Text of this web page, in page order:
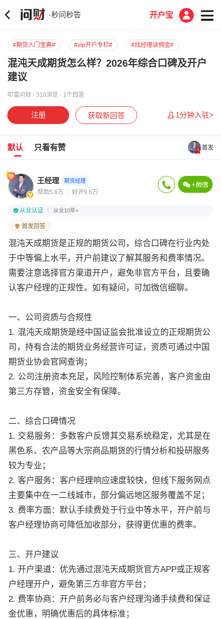
·秒问秒答 开户宝
#期货入门宝典# #vip开户专栏# #找经理谈佣金#
混沌天成期货怎么样？2026年综合口碑及开户
建议
叩富问财 · 310浏览 · 1个回答
注册 获取新回答 1分钟入驻>
默认 只看有赞 首发
王经理 期货经理
帮助5.8万 好评9.6万
从业认证 从业10年+
首发回答
混沌天成期货是正规的期货公司，综合口碑在行业内处
于中等偏上水平，开户前建议了解其服务和费率情况。
需要注意选择官方渠道开户，避免非官方平台，且要确
认客户经理的正规性。如有疑问，可加微信细聊。
一、公司资质与合规性
1. 混沌天成期货是经中国证监会批准设立的正规期货公
司，持有合法的期货业务经营许可证，资质可通过中国
期货业协会官网查询；
2. 公司注册资本充足，风险控制体系完善，客户资金由
第三方存管，资金安全有保障。
二、综合口碑情况
1. 交易服务：多数客户反馈其交易系统稳定，尤其是在
黑色系、农产品等大宗商品期货的行情分析和投研服务
较为专业；
2. 客户服务：客户经理响应速度较快，但线下服务网点
主要集中在一二线城市，部分偏远地区服务覆盖不足；
3. 费率方面：默认手续费处于行业中等水平，开户前与
客户经理协商可降低加收部分，获得更优惠的费率。
三、开户建议
1. 开户渠道：优先通过混沌天成期货官方APP或正规客
户经理开户，避免第三方非官方平台；
2. 费率协商：开户前务必与客户经理沟通手续费和保证
金优惠，明确优惠后的具体标准；